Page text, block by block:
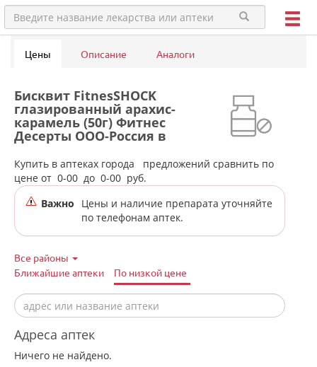
Цены Описание Аналоги
Бисквит FitnesSHOCK
глазированный арахис-
карамель (50г) Фитнес
Десерты ООО-Россия в
аптеках города Ачита
Купить в аптеках города
предложений сравнить по
цене от 0-00 до 0-00 руб.
Важно
Цены и наличие препарата уточняйте
по телефонам аптек.
Все районы
Ближайшие аптеки
По низкой цене
Адреса аптек
Ничего не найдено.